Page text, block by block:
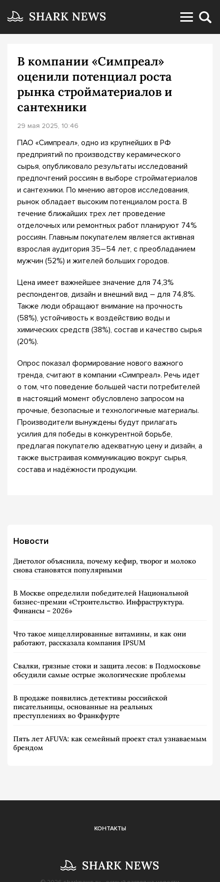
В компании «Симпреал»
оценили потенциал роста
рынка стройматериалов и
сантехники
29 мая 2025, 10:46
ПАО «Симпреал», одно из крупнейших в РФ
предприятий по производству керамического
сырья, опубликовало результаты исследований
предпочтений россиян в выборе стройматериалов
и сантехники. По мнению авторов исследования,
рынок обладает высоким потенциалом роста. В
течение ближайших трех лет проведение
отделочных или ремонтных работ планируют 74%
россиян. Главным покупателем является активная
взрослая аудитория 35–54 лет, с преобладанием
мужчин (52%) и жителей больших городов.
Цена имеет важнейшее значение для 74,3%
респондентов, дизайн и внешний вид – для 74,8%.
Также люди обращают внимание на прочность
(58%), устойчивость к воздействию воды и
химических средств (38%), состав и качество сырья
(20%).
Опрос показал формирование нового важного
тренда, считают в компании «Симпреал». Речь идет
о том, что поведение большей части потребителей
в настоящий момент обусловлено запросом на
прочные, безопасные и технологичные материалы.
Производители вынуждены будут прилагать
усилия для победы в конкурентной борьбе,
предлагая покупателю адекватную цену и дизайн, а
также выстраивая коммуникацию вокруг сырья,
состава и надёжности продукции.
Новости
Диетолог объяснила, почему кефир, творог и молоко
снова становятся популярными
В Москве определили победителей Национальной
бизнес-премии «Строительство. Инфраструктура.
Финансы – 2026»
Что такое мицеллированные витамины, и как они
работают, рассказала компания IPSUM
Свалки, грязные стоки и защита лесов: в Подмосковье
обсудили самые острые экологические проблемы
В продаже появились детективы российской
писательницы, основанные на реальных
преступлениях во Франкфурте
Пять лет AFUVA: как семейный проект стал узнаваемым
брендом
КОНТАКТЫ